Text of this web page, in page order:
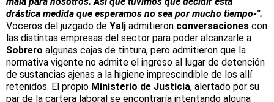
drástica medida que esperamos no sea por mucho tiempo-".
Voceros del juzgado de Yalj admitieron conversaciones con
las distintas empresas del sector para poder alcanzarle a
Sobrero algunas cajas de tintura, pero admitieron que la
normativa vigente no admite el ingreso al lugar de detención
de sustancias ajenas a la higiene imprescindible de los allí
retenidos. El propio Ministerio de Justicia, alertado por su
par de la cartera laboral se encontraría intentando alguna